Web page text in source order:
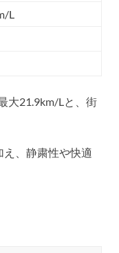
L
大21.9km/Lと、街
、静粛性や快適